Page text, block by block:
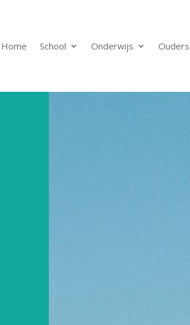
Home School Onderwijs Ouders